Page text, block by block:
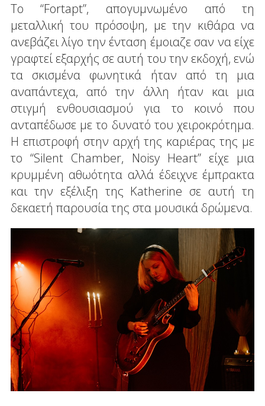
Το “Fortapt”, απογυμνωμένο από τη
μεταλλική του πρόσοψη, με την κιθάρα να
ανεβάζει λίγο την ένταση έμοιαζε σαν να είχε
γραφτεί εξαρχής σε αυτή του την εκδοχή, ενώ
τα σκισμένα φωνητικά ήταν από τη μια
αναπάντεχα, από την άλλη ήταν και μια
στιγμή ενθουσιασμού για το κοινό που
ανταπέδωσε με το δυνατό του χειροκρότημα.
Η επιστροφή στην αρχή της καριέρας της με
το “Silent Chamber, Noisy Heart” είχε μια
κρυμμένη αθωότητα αλλά έδειχνε έμπρακτα
και την εξέλιξη της Katherine σε αυτή τη
δεκαετή παρουσία της στα μουσικά δρώμενα.